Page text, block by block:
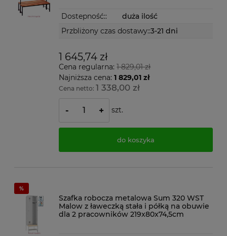
Dostepność::
duża ilość
Przbliżony czas dostawy::3-21 dni
1 645,74 zł
Cena regularna:1 829,01 zł
Najniższa cena:1 829,01 zł
Cena netto: 1 338,00 zł
- + szt.
do koszyka
Szafka robocza metalowa Sum 320 WST
Malow z ławeczką stała i półką na obuwie
dla 2 pracowników 219x80x74,5cm